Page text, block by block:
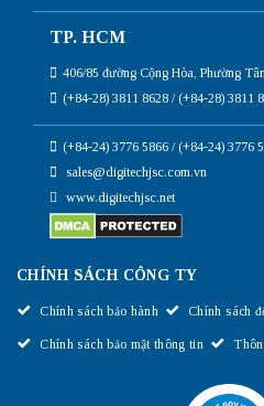
TP. HCM
406/85 đường Cộng Hòa, Phường
(+84-28) 3811 8628 / (+84-28) 3811
(+84-24) 3776 5866 / (+84-24) 3776
sales@digitechjsc.com.vn
www.digitechjsc.net
CHÍNH SÁCH CÔNG TY
Chính sách bảo hành Chính sách
Chính sách bảo mật thông tin